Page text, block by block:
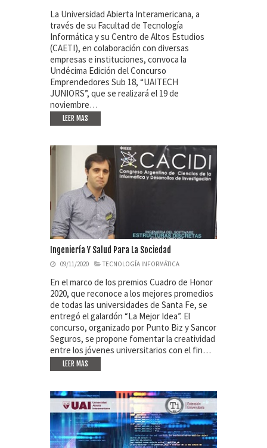
La Universidad Abierta Interamericana, a
través de su Facultad de Tecnología
Informática y su Centro de Altos Estudios
(CAETI), en colaboración con diversas
empresas e instituciones, convoca la
Undécima Edición del Concurso
Emprendedores Sub 18, “UAITECH
JUNIORS”, que se realizará el 19 de
noviembre…
LEER MAS
Ingeniería Y Salud Para La Sociedad
09/11/2020 TECNOLOGÍA INFORMÁTICA
En el marco de los premios Cuadro de Honor
2020, que reconoce a los mejores promedios
de todas las universidades de Santa Fe, se
entregó el galardón “La Mejor Idea”. El
concurso, organizado por Punto Biz y Sancor
Seguros, se propone fomentar la creatividad
entre los jóvenes universitarios con el fin…
LEER MAS